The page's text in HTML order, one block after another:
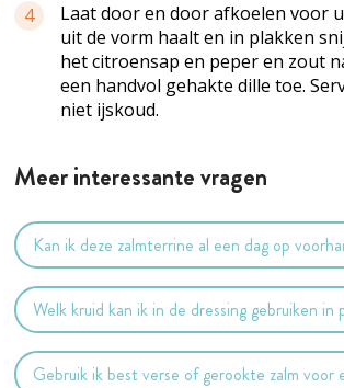
4
Laat door en door afkoelen voor
uit de vorm haalt en in plakken
het citroensap en peper en zout
een handvol gehakte dille toe.
niet ijskoud.
Meer interessante vragen
Kan ik deze zalmterrine al een dag op
Welk kruid kan ik in de dressing gebruiken in
Gebruik ik best verse of gerookte zalm voor